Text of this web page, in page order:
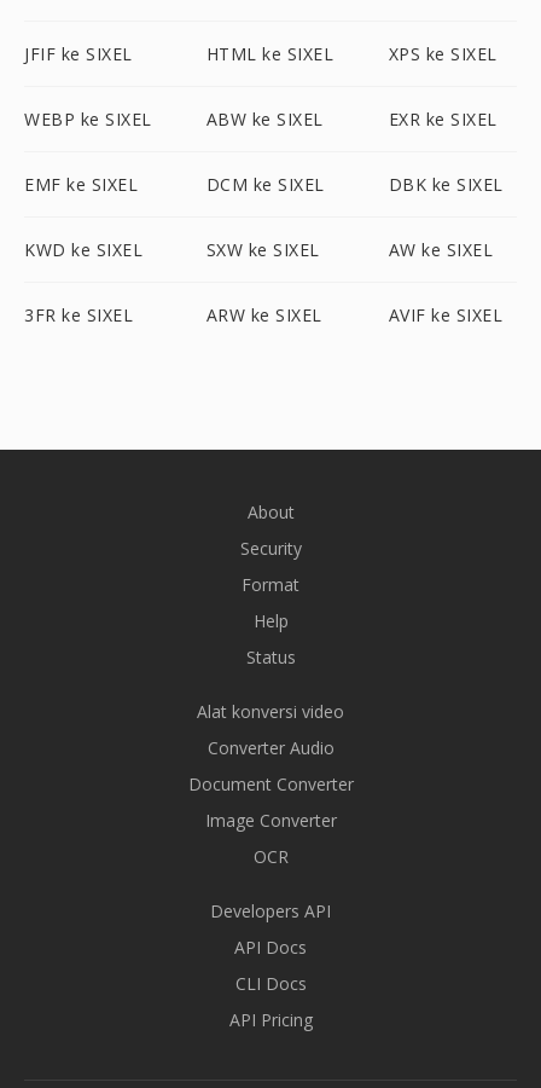
JFIF ke SIXEL HTML ke SIXEL XPS ke SIXEL
WEBP ke SIXEL ABW ke SIXEL EXR ke SIXEL
EMF ke SIXEL DCM ke SIXEL DBK ke SIXEL
KWD ke SIXEL SXW ke SIXEL AW ke SIXEL
3FR ke SIXEL ARW ke SIXEL AVIF ke SIXEL
About
Security
Format
Help
Status
Alat konversi video
Converter Audio
Document Converter
Image Converter
OCR
Developers API
API Docs
CLI Docs
API Pricing